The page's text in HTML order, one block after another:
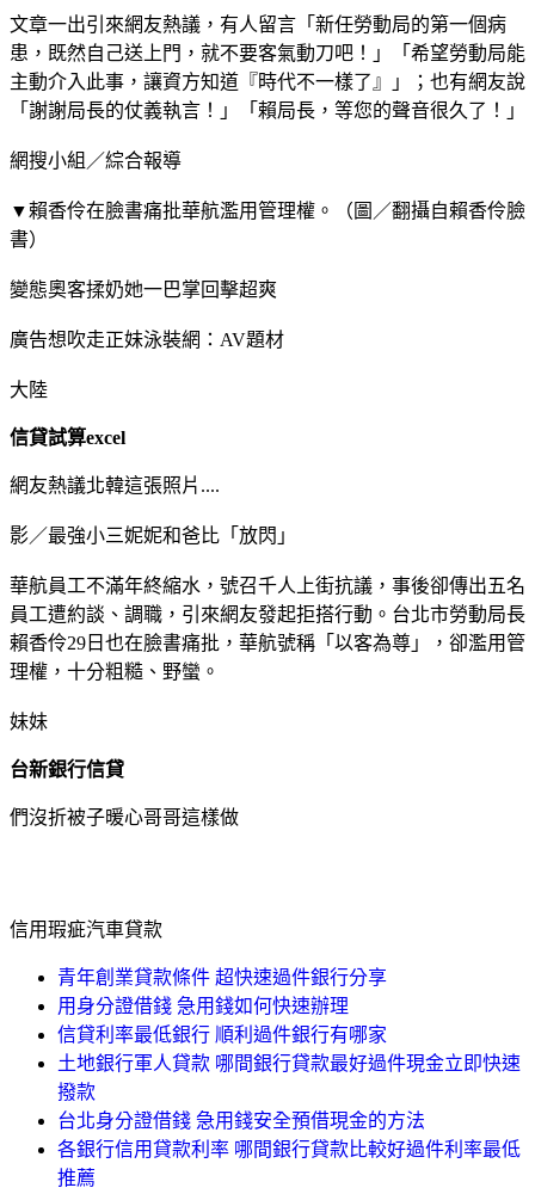
文章一出引來網友熱議，有人留言「新任勞動局的第一個病
患，既然自己送上門，就不要客氣動刀吧！」「希望勞動局能
主動介入此事，讓資方知道『時代不一樣了』」；也有網友說
「謝謝局長的仗義執言！」「賴局長，等您的聲音很久了！」
網搜小組／綜合報導
▼賴香伶在臉書痛批華航濫用管理權。（圖／翻攝自賴香伶臉
書）
變態奧客揉奶她一巴掌回擊超爽
廣告想吹走正妹泳裝網：AV題材
大陸
信貸試算excel
網友熱議北韓這張照片....
影／最強小三妮妮和爸比「放閃」
華航員工不滿年終縮水，號召千人上街抗議，事後卻傳出五名
員工遭約談、調職，引來網友發起拒搭行動。台北市勞動局長
賴香伶29日也在臉書痛批，華航號稱「以客為尊」，卻濫用管
理權，十分粗糙、野蠻。
妹妹
台新銀行信貸
們沒折被子暖心哥哥這樣做
信用瑕疵汽車貸款
青年創業貸款條件 超快速過件銀行分享
用身分證借錢 急用錢如何快速辦理
信貸利率最低銀行 順利過件銀行有哪家
土地銀行軍人貸款 哪間銀行貸款最好過件現金立即快速
撥款
台北身分證借錢 急用錢安全預借現金的方法
各銀行信用貸款利率 哪間銀行貸款比較好過件利率最低
推薦